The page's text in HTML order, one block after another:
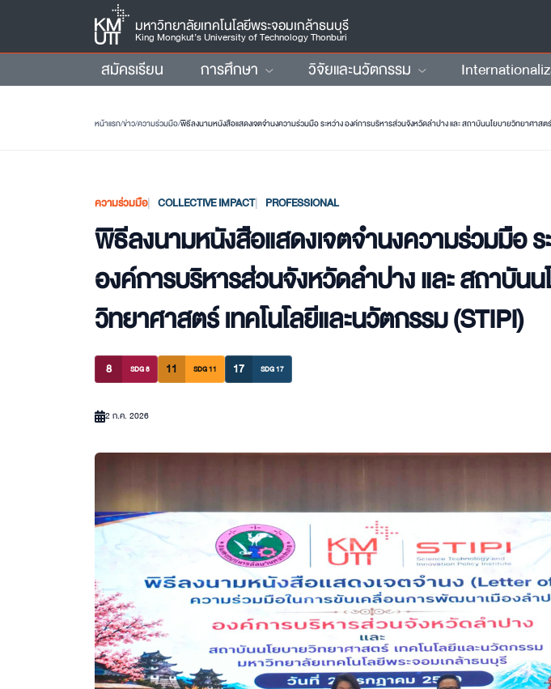
มหาวิทยาลัยเทคโนโลยีพระจอมเกล้าธนบุรี
King Mongkut’s University of Technology Thonburi
สมัครเรียน การศึกษา วิจัยและนวัตกรรม
หน้าแรก/ข่าว/ความร่วมมือ/
ความร่วมมือ COLLECTIVE IMPACT PROFESSIONAL
พิธีลงนามหนังสือแสดงเจตจำนงความร่วมมือ ร
องค์การบริหารส่วนจังหวัดลำปาง และ สถาบัน
วิทยาศาสตร์ เทคโนโลยีและนวัตกรรม (STIPI)
8 SDG 8 11 SDG 11 17 SDG 17
2 ก.ค. 2026